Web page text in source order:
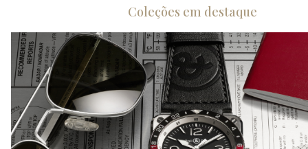
Coleções em destaque